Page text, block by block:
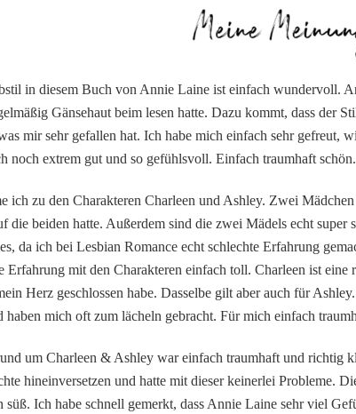
in diesem Buch von Annie Laine ist einfach wundervoll.
Gänsehaut beim lesen hatte. Dazu kommt, dass der
mir sehr gefallen hat. Ich habe mich einfach sehr gefreut,
noch extrem gut und so gefühlsvoll. Einfach traumhaft schön.
ich zu den Charakteren Charleen und Ashley. Zwei
die beiden hatte. Außerdem sind die zwei Mädels echt super
da ich bei Lesbian Romance echt schlechte Erfahrung
Erfahrung mit den Charakteren einfach toll. Charleen ist
Herz geschlossen habe. Dasselbe gilt aber auch für
haben mich oft zum lächeln gebracht. Für mich einfach
um Charleen & Ashley war einfach traumhaft und richtig
hineinversetzen und hatte mit dieser keinerlei Probleme.
süß. Ich habe schnell gemerkt, dass Annie Laine sehr viel